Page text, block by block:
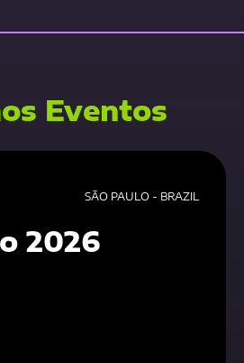
Eventos
2026
SÃO PAULO - BRAZIL